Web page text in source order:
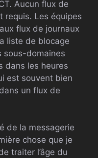
Aucun flux de
requis. Les équipes
flux de journaux
liste de blocage
sous-domaines
dans les heures
est souvent bien
un flux de
de la messagerie
chose que je
traiter l’âge du